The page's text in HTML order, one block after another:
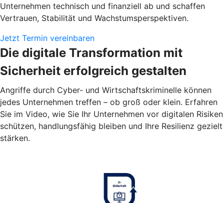
Unternehmen technisch und finanziell ab und schaffen
Vertrauen, Stabilität und Wachstumsperspektiven.
Jetzt Termin vereinbaren
Die digitale Transformation mit
Sicherheit erfolgreich gestalten
Angriffe durch Cyber- und Wirtschaftskriminelle können
jedes Unternehmen treffen – ob groß oder klein. Erfahren
Sie im Video, wie Sie Ihr Unternehmen vor digitalen Risiken
schützen, handlungsfähig bleiben und Ihre Resilienz gezielt
stärken.